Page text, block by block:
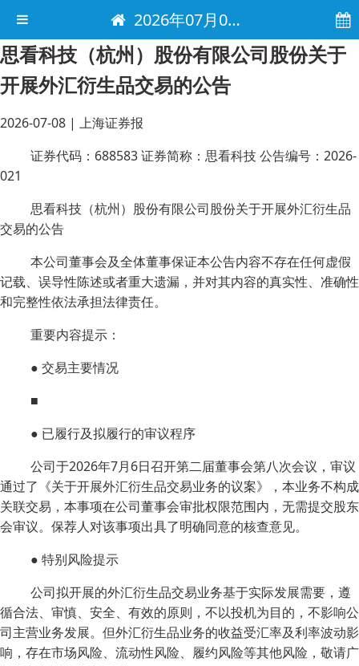
2026年07月08日 电子报
思看科技（杭州）股份有限公司股份关于
开展外汇衍生品交易的公告
2026-07-08 | 上海证券报
证券代码：688583 证券简称：思看科技 公告编号：2026-
021
思看科技（杭州）股份有限公司股份关于开展外汇衍生品
交易的公告
本公司董事会及全体董事保证本公告内容不存在任何虚假
记载、误导性陈述或者重大遗漏，并对其内容的真实性、准确性
和完整性依法承担法律责任。
重要内容提示：
● 交易主要情况
■
● 已履行及拟履行的审议程序
公司于2026年7月6日召开第二届董事会第八次会议，审议
通过了《关于开展外汇衍生品交易业务的议案》，本业务不构成
关联交易，本事项在公司董事会审批权限范围内，无需提交股东
会审议。保荐人对该事项出具了明确同意的核查意见。
● 特别风险提示
公司拟开展的外汇衍生品交易业务基于实际发展需要，遵
循合法、审慎、安全、有效的原则，不以投机为目的，不影响公
司主营业务发展。但外汇衍生品业务的收益受汇率及利率波动影
响，存在市场风险、流动性风险、履约风险等其他风险，敬请广